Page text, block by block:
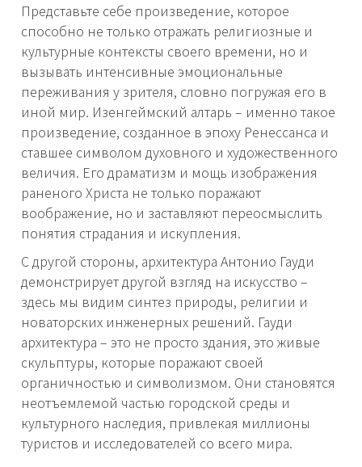
Представьте себе произведение, которое
способно не только отражать религиозные и
культурные контексты своего времени, но и
вызывать интенсивные эмоциональные
переживания у зрителя, словно погружая его в
иной мир. Изенгеймский алтарь – именно такое
произведение, созданное в эпоху Ренессанса и
ставшее символом духовного и художественного
величия. Его драматизм и мощь изображения
раненого Христа не только поражают
воображение, но и заставляют переосмыслить
понятия страдания и искупления.
С другой стороны, архитектура Антонио Гауди
демонстрирует другой взгляд на искусство –
здесь мы видим синтез природы, религии и
новаторских инженерных решений. Гауди
архитектура – это не просто здания, это живые
скульптуры, которые поражают своей
органичностью и символизмом. Они становятся
неотъемлемой частью городской среды и
культурного наследия, привлекая миллионы
туристов и исследователей со всего мира.